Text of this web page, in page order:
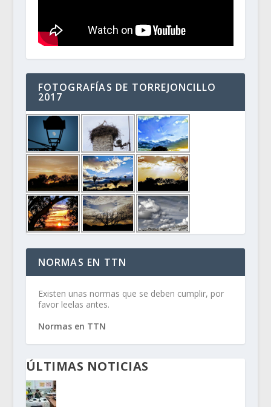
FOTOGRAFÍAS DE TORREJONCILLO
2017
NORMAS EN TTN
Existen unas normas que se deben cumplir, por
favor leelas antes.
Normas en TTN
ÚLTIMAS NOTICIAS